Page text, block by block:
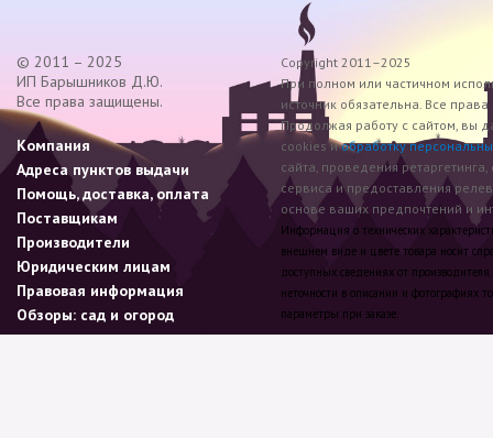
© 2011 – 2025
ИП Барышников Д.Ю.
Все права защищены.
Компания
Адреса пунктов выдачи
Помощь, доставка, оплата
Поставщикам
Производители
Юридическим лицам
Правовая информация
Обзоры: сад и огород
Copyright 2011–2025
При полном или частичном
источник обязательна. Все
Продолжая работу с сайтом, вы
cookies иобработку
сайта, проведения
сервиса и предоставления
основе ваших предпочтений и
Информация о технических
внешнем виде и цвете товара носит
доступных сведениях от
неточности в описании и фотографиях
параметры при заказе.